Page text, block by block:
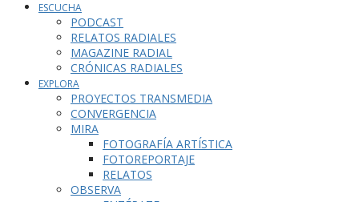
ESCUCHA
PODCAST
RELATOS RADIALES
MAGAZINE RADIAL
CRÓNICAS RADIALES
EXPLORA
PROYECTOS TRANSMEDIA
CONVERGENCIA
MIRA
FOTOGRAFÍA ARTÍSTICA
FOTOREPORTAJE
RELATOS
OBSERVA